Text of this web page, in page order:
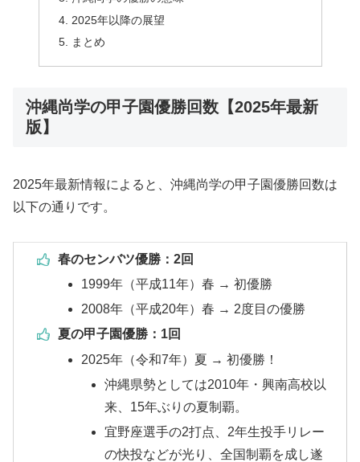
2025年以降の展望
まとめ
沖縄尚学の甲子園優勝回数【2025年最新
版】
2025年最新情報によると、沖縄尚学の甲子園優勝回数は
以下の通りです。
春のセンバツ優勝：2回
1999年（平成11年）春 → 初優勝
2008年（平成20年）春 → 2度目の優勝
夏の甲子園優勝：1回
2025年（令和7年）夏 → 初優勝！
沖縄県勢としては2010年・興南高校以
来、15年ぶりの夏制覇。
宜野座選手の2打点、2年生投手リレー
の快投などが光り、全国制覇を成し遂